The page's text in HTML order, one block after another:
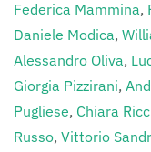
Federica Mammina,
Daniele Modica,
Alessandro Oliva,
Giorgia Pizzirani,
Pugliese, Chiara
Russo, Vittorio